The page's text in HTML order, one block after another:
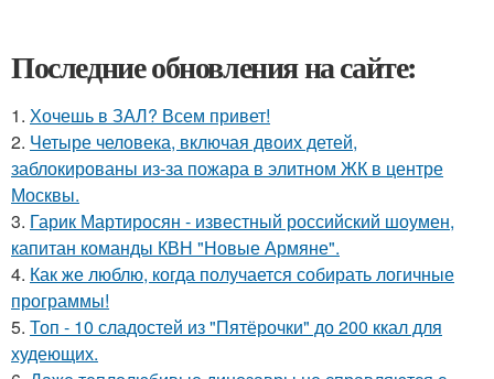
Последние обновления на сайте:
1. Хочешь в ЗАЛ? Всем привет!
2. Четыре человека, включая двоих детей,
заблокированы из-за пожара в элитном ЖК в центре
Москвы.
3. Гарик Мартиросян - известный российский шоумен,
капитан команды КВН "Новые Армяне".
4. Как же люблю, когда получается собирать логичные
программы!
5. Топ - 10 сладостей из "Пятёрочки" до 200 ккал для
худеющих.